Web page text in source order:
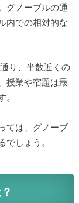
グノーブルの通
内での相対的な
り、半数近くの
授業や宿題は最
。
ては、グノーブ
でしょう。